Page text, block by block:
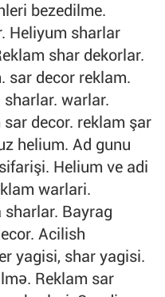
bezedilme.
Heliyum sharlar
shar dekorlar.
sar decor reklam.
warlar.
decor. reklam şar
helium. Ad gunu
Helium ve adi
warlari.
Bayrag
Acilish
yagisi, shar yagisi.
Reklam sar